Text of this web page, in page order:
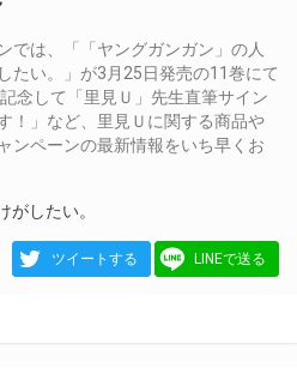
では、「「ヤングガンガン」の人
たい。」が3月25日発売の11巻にて
念して「里見Ｕ」先生直筆サイン
！」など、里見Ｕに関する商品や
ンペーンの最新情報をいち早くお
がしたい。
ツイートする LINEで送る